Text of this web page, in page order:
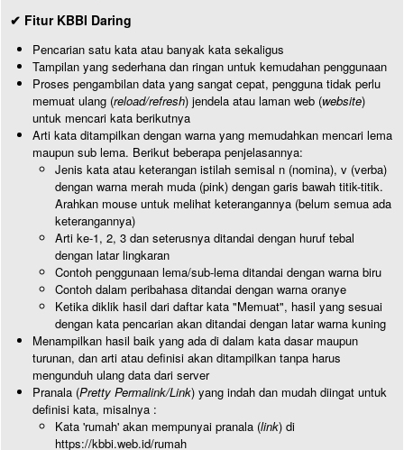
✔ Fitur KBBI Daring
Pencarian satu kata atau banyak kata sekaligus
Tampilan yang sederhana dan ringan untuk kemudahan penggunaan
Proses pengambilan data yang sangat cepat, pengguna tidak perlu
memuat ulang (reload/refresh) jendela atau laman web (website)
untuk mencari kata berikutnya
Arti kata ditampilkan dengan warna yang memudahkan mencari lema
maupun sub lema. Berikut beberapa penjelasannya:
Jenis kata atau keterangan istilah semisal n (nomina), v (verba)
dengan warna merah muda (pink) dengan garis bawah titik-titik.
Arahkan mouse untuk melihat keterangannya (belum semua ada
keterangannya)
Arti ke-1, 2, 3 dan seterusnya ditandai dengan huruf tebal
dengan latar lingkaran
Contoh penggunaan lema/sub-lema ditandai dengan warna biru
Contoh dalam peribahasa ditandai dengan warna oranye
Ketika diklik hasil dari daftar kata "Memuat", hasil yang sesuai
dengan kata pencarian akan ditandai dengan latar warna kuning
Menampilkan hasil baik yang ada di dalam kata dasar maupun
turunan, dan arti atau definisi akan ditampilkan tanpa harus
mengunduh ulang data dari server
Pranala (Pretty Permalink/Link) yang indah dan mudah diingat untuk
definisi kata, misalnya :
Kata 'rumah' akan mempunyai pranala (link) di
https://kbbi.web.id/rumah